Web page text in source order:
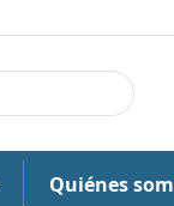
Quiénes